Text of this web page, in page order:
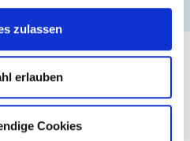
zulassen
erlauben
Cookies
ein weltweit führender
Innovative Produkte,
für den Erfolg des